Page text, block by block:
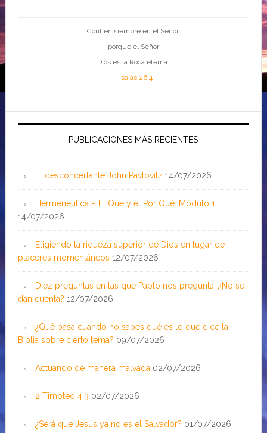
Confíen siempre en el Señor,
porque el Señor
Dios es la Roca eterna.
- Isaías 26:4
PUBLICACIONES MÁS RECIENTES
El desconcertante John Pavlovitz 14/07/2026
Hermenéutica – El Qué y el Por Qué: Módulo 1
14/07/2026
Eligiendo la riqueza superior de Dios en lugar de
placeres momentáneos 12/07/2026
Diez preguntas en las que Pablo nos pregunta: ¿No se
dan cuenta? 12/07/2026
¿Qué pasa cuando no sabes qué es lo que dice la
Biblia sobre cierto tema? 09/07/2026
Actuando de manera malvada 02/07/2026
2 Timoteo 4:3 02/07/2026
¿Será que Jesús ya no es el Salvador? 01/07/2026